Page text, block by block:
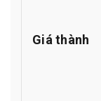
Giá thành